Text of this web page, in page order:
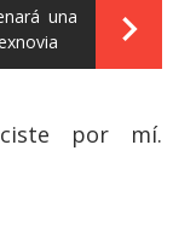
una
por mí.